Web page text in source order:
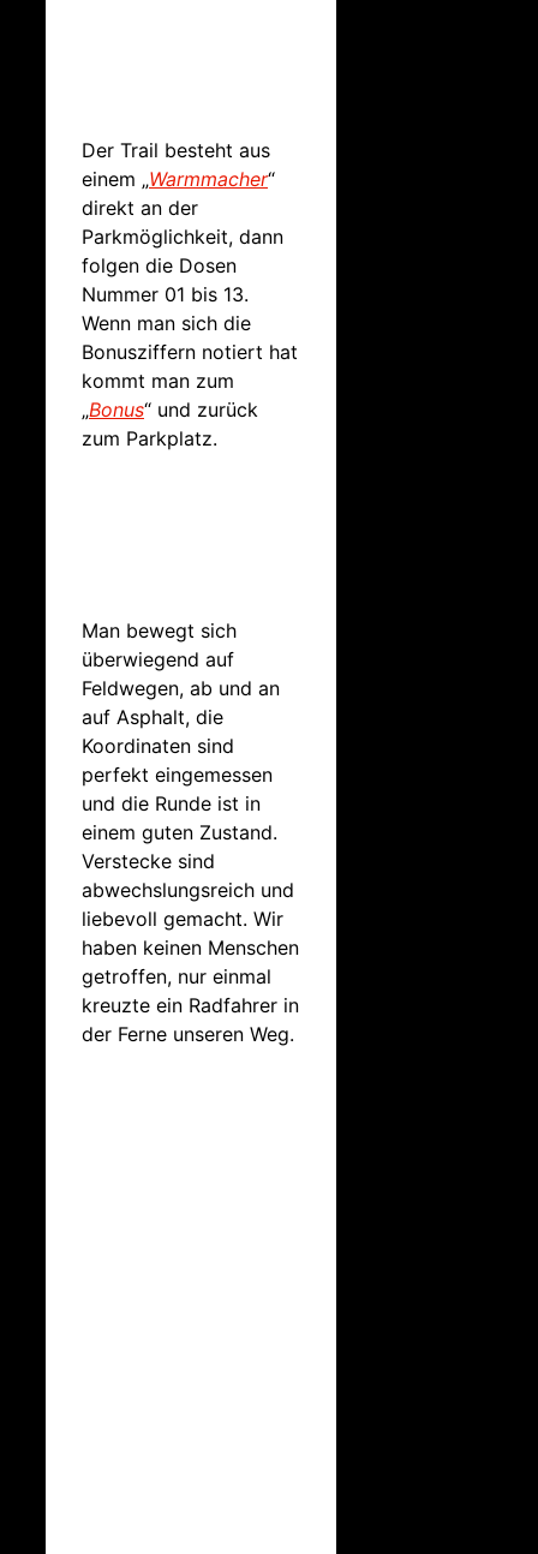
Der Trail besteht aus
einem „Warmmacher“
direkt an der
Parkmöglichkeit, dann
folgen die Dosen
Nummer 01 bis 13.
Wenn man sich die
Bonusziffern notiert hat
kommt man zum
„Bonus“ und zurück
zum Parkplatz.
Man bewegt sich
überwiegend auf
Feldwegen, ab und an
auf Asphalt, die
Koordinaten sind
perfekt eingemessen
und die Runde ist in
einem guten Zustand.
Verstecke sind
abwechslungsreich und
liebevoll gemacht. Wir
haben keinen Menschen
getroffen, nur einmal
kreuzte ein Radfahrer in
der Ferne unseren Weg.